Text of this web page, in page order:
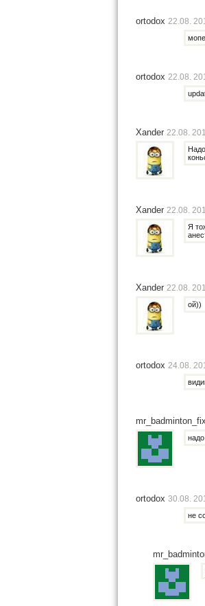
ortodox 22.08.
ortodox 22.08.
Xander 22.08.
Xander 22.08.
Я
Xander 22.08.
ой))
ortodox 24.08.
mr_badminton_fix
ortodox 30.08.
не